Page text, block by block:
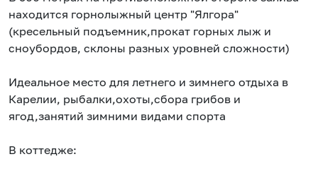
находится горнолыжный центр "Ялгора"
(кресельный подъемник,прокат горных лыж и
сноубордов, склоны разных уровней сложности)
Идеальное место для летнего и зимнего отдыха в
Карелии, рыбалки,охоты,сбора грибов и
ягод,занятий зимними видами спорта
В коттедже: